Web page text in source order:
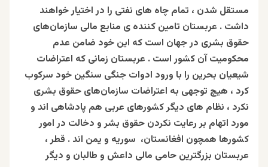
مستقل شدن ، تمام چاه‌ های نفتی را در اختیار خواهند
داشت . عربستان تامین کننده‌ ی منابع مالی سازمان‌های
حقوق بشری در جهان است که این خود ضامن عدم
محکومیت آن کشور است . عربستان زمانی که اعتراضات
شیعیان بحرین را با ورود ادوات جنگی سنگین خود سرکوب
کرد ، هیچ توجهی به اعتراضات سازمان‌های حقوق بشری
نکرد ، نظام های دیگر کشورهای عربی هم پادشاهی اند و
مورد اتهام بر رعایت نکردن حقوق بشر و دخالت در امور
کشورها همچون افغانستان، سوریه و یمن اند . قطر ،
عربستان بزرگترین حامی مالی داعش و طالبان و دیگر